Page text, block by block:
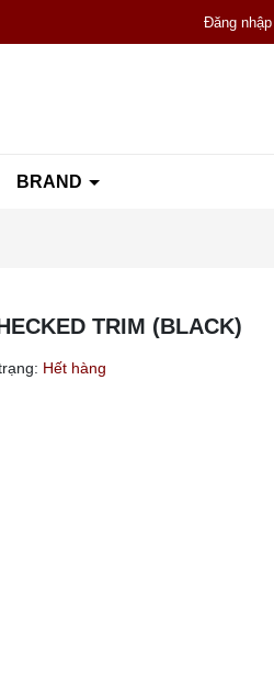
Đăng nhập
BRAND
TRIM (BLACK)
Hết hàng